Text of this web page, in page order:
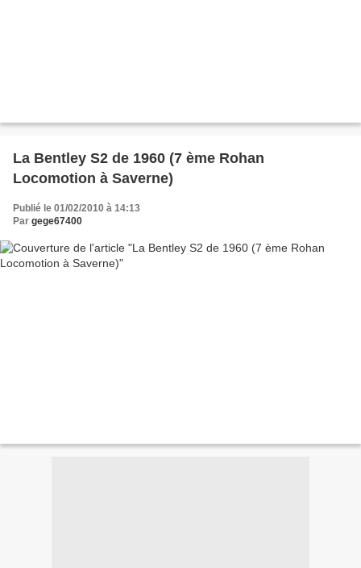
La Bentley S2 de 1960 (7 ème Rohan
Locomotion à Saverne)
Publié le 01/02/2010 à 14:13
Par gege67400